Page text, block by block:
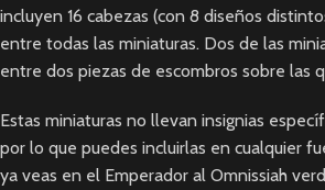
incluyen 16 cabezas (con 8 diseños
entre todas las miniaturas. Dos de las
entre dos piezas de escombros sobre las
Estas miniaturas no llevan insignias
por lo que puedes incluirlas en cualquier
ya veas en el Emperador al Omnissiah